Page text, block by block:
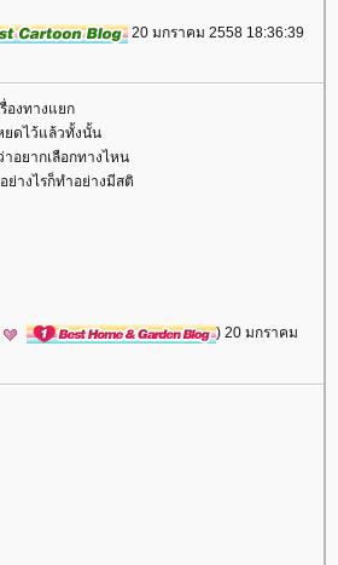
20 มกราคม 2558 18:36:39
องทางแยก
ยดไว้แล้วทั้งนั้น
าอยากเลือกทางไหน
ย่างไรก็ทำอย่างมีสติ
) 20 มกราคม